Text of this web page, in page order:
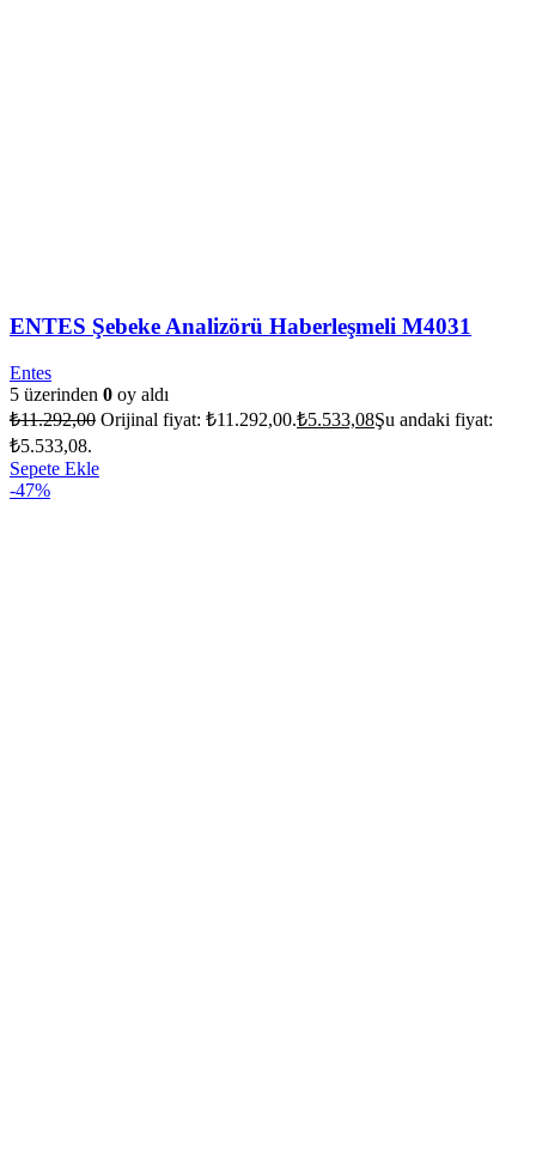
ENTES Şebeke Analizörü Haberleşmeli M4031
Entes
5 üzerinden 0 oy aldı
₺11.292,00 Orijinal fiyat: ₺11.292,00.₺5.533,08Şu andaki fiyat:
₺5.533,08.
Sepete Ekle
-47%